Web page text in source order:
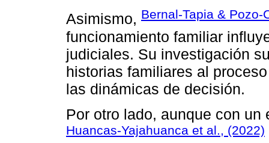
Asimismo, Bernal-Tapia & Pozo-
funcionamiento familiar
judiciales. Su investigación
historias familiares al
las dinámicas de decisión.
Por otro lado, aunque con
Huancas-Yajahuanca et al., (2022)